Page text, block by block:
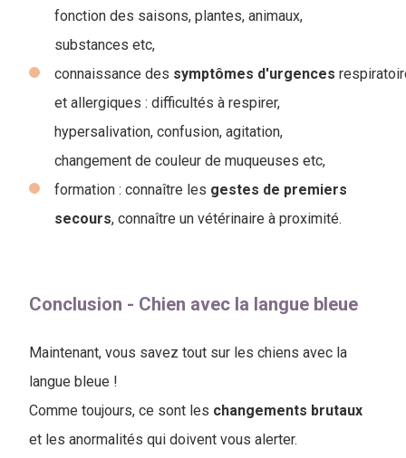
fonction des saisons, plantes, animaux,
substances etc,
connaissance des symptômes d'urgences
et allergiques : difficultés à respirer,
hypersalivation, confusion, agitation,
changement de couleur de muqueuses etc,
formation : connaître les gestes de premiers
secours, connaître un vétérinaire à proximité.
Conclusion - Chien avec la langue bleue
Maintenant, vous savez tout sur les chiens avec la
langue bleue !
Comme toujours, ce sont les changements brutaux
et les anormalités qui doivent vous alerter.